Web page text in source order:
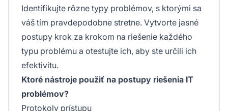
Identifikujte rôzne typy problémov, s ktorými sa
váš tím pravdepodobne stretne. Vytvorte jasné
postupy krok za krokom na riešenie každého
typu problému a otestujte ich, aby ste určili ich
efektivitu.
Ktoré nástroje použiť na postupy riešenia IT
problémov?
Protokoly prístupu